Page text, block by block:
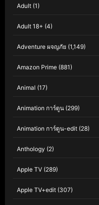
Adult (1)
Adult 18+ (4)
Adventure ผจญภัย (1,149)
Amazon Prime (881)
Animal (17)
Animation การ์ตูน (299)
Animation การ์ตูน-edit (28)
Anthology (2)
Apple TV (289)
Apple TV+edit (307)